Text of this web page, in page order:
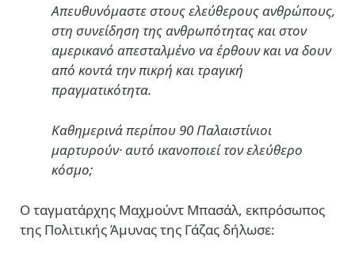
Απευθυνόμαστε στους ελεύθερους ανθρώπους,
στη συνείδηση της ανθρωπότητας και στον
αμερικανό απεσταλμένο να έρθουν και να δουν
από κοντά την πικρή και τραγική
πραγματικότητα.
Καθημερινά περίπου 90 Παλαιστίνιοι
μαρτυρούν· αυτό ικανοποιεί τον ελεύθερο
κόσμο;
Ο ταγματάρχης Μαχμούντ Μπασάλ, εκπρόσωπος
της Πολιτικής Άμυνας της Γάζας δήλωσε: